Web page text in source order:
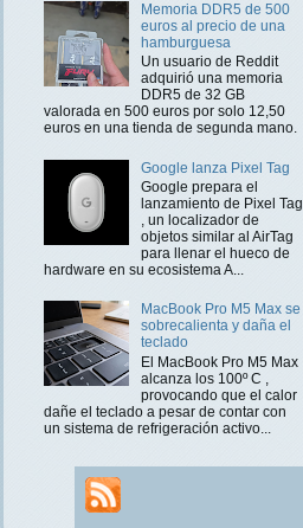
Memoria DDR5 de 500
euros al precio de una
hamburguesa
Un usuario de Reddit
adquirió una memoria
DDR5 de 32 GB
valorada en 500 euros por solo 12,50
euros en una tienda de segunda mano.
Google lanza Pixel Tag
Google prepara el
lanzamiento de Pixel Tag
, un localizador de
objetos similar al AirTag
para llenar el hueco de
hardware en su ecosistema A...
MacBook Pro M5 Max se
sobrecalienta y daña el
teclado
El MacBook Pro M5 Max
alcanza los 100º C ,
provocando que el calor
dañe el teclado a pesar de contar con
un sistema de refrigeración activo...